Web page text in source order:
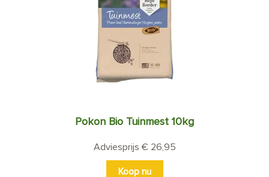
Pokon Bio Tuinmest 10kg
Adviesprijs € 26,95
Koop nu